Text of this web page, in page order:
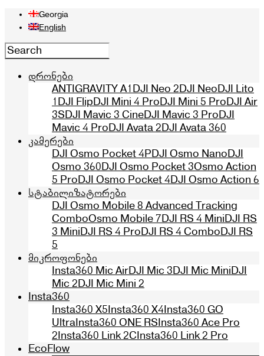
Georgia
English
დრონები
ANTIGRAVITY A1DJI Neo 2DJI NeoDJI Lito
1DJI FlipDJI Mini 4 ProDJI Mini 5 ProDJI Air
3SDJI Mavic 3 CineDJI Mavic 3 ProDJI
Mavic 4 ProDJI Avata 2DJI Avata 360
კამერები
DJI Osmo Pocket 4PDJI Osmo NanoDJI
Osmo 360DJI Osmo Pocket 3Osmo Action
5 ProDJI Osmo Pocket 4DJI Osmo Action 6
სტაბილიზატორები
DJI Osmo Mobile 8 Advanced Tracking
ComboOsmo Mobile 7DJI RS 4 MiniDJI RS
3 MiniDJI RS 4 ProDJI RS 4 ComboDJI RS
5
მიკროფონები
Insta360 Mic AirDJI Mic 3DJI Mic MiniDJI
Mic 2DJI Mic Mini 2
Insta360
Insta360 X5Insta360 X4Insta360 GO
UltraInsta360 ONE RSInsta360 Ace Pro
2Insta360 Link 2CInsta360 Link 2 Pro
EcoFlow